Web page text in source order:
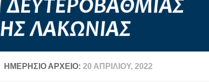
ΗΜΕΡΉΣΙΟ ΑΡΧΕΊΟ: 20 ΑΠΡΙΛΊΟΥ, 2022